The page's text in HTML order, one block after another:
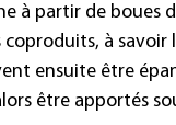
à partir de boues
à savoir
ensuite être
être apportés